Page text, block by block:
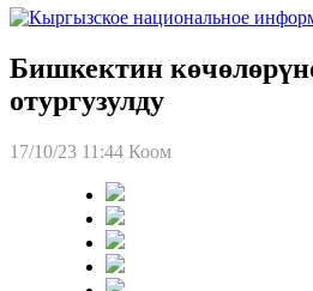
Бишкектин
отургузулду
17/10/23 11:44 Коом